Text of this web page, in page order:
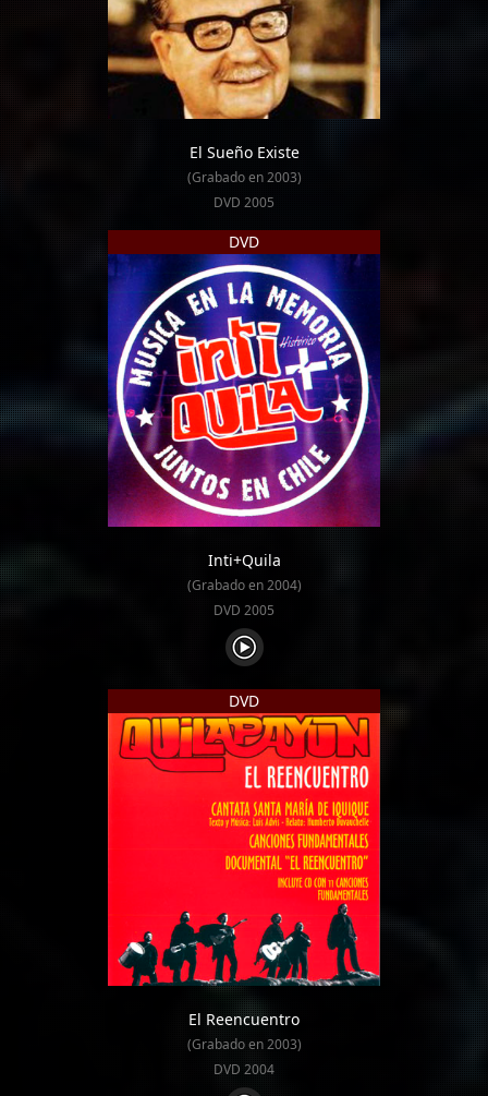
El Sueño Existe
(Grabado en 2003)
DVD 2005
DVD
Inti+Quila
(Grabado en 2004)
DVD 2005
DVD
El Reencuentro
(Grabado en 2003)
DVD 2004